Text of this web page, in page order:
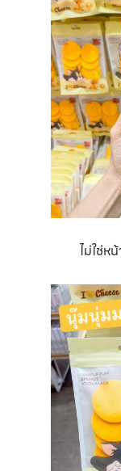
ไม่ใช่ห